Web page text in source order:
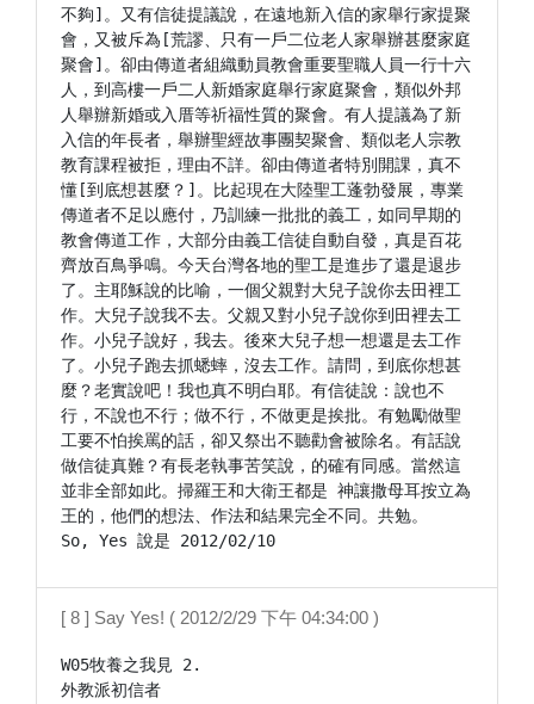
不夠]。又有信徒提議說，在遠地新入信的家舉行家提聚
會，又被斥為[荒謬、只有一戶二位老人家舉辦甚麼家庭
聚會]。卻由傳道者組織動員教會重要聖職人員一行十六
人，到高樓一戶二人新婚家庭舉行家庭聚會，類似外邦
人舉辦新婚或入厝等祈福性質的聚會。有人提議為了新
入信的年長者，舉辦聖經故事團契聚會、類似老人宗教
教育課程被拒，理由不詳。卻由傳道者特別開課，真不
懂[到底想甚麼？]。比起現在大陸聖工蓬勃發展，專業
傳道者不足以應付，乃訓練一批批的義工，如同早期的
教會傳道工作，大部分由義工信徒自動自發，真是百花
齊放百鳥爭鳴。今天台灣各地的聖工是進步了還是退步
了。主耶穌說的比喻，一個父親對大兒子說你去田裡工
作。大兒子說我不去。父親又對小兒子說你到田裡去工
作。小兒子說好，我去。後來大兒子想一想還是去工作
了。小兒子跑去抓蟋蟀，沒去工作。請問，到底你想甚
麼？老實說吧！我也真不明白耶。有信徒說：說也不
行，不說也不行；做不行，不做更是挨批。有勉勵做聖
工要不怕挨罵的話，卻又祭出不聽勸會被除名。有話說
做信徒真難？有長老執事苦笑說，的確有同感。當然這
並非全部如此。掃羅王和大衛王都是 神讓撒母耳按立為
王的，他們的想法、作法和結果完全不同。共勉。
[ 8 ] Say Yes! ( 2012/2/29 下午 04:34:00 )
W05牧養之我見 2.
外教派初信者